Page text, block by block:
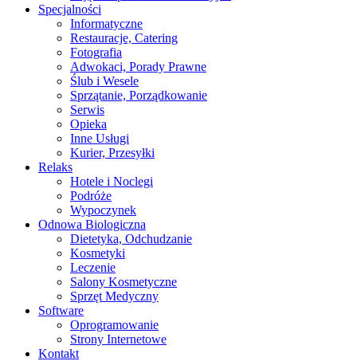
Specjalności
Informatyczne
Restauracje, Catering
Fotografia
Adwokaci, Porady Prawne
Ślub i Wesele
Sprzątanie, Porządkowanie
Serwis
Opieka
Inne Usługi
Kurier, Przesyłki
Relaks
Hotele i Noclegi
Podróże
Wypoczynek
Odnowa Biologiczna
Dietetyka, Odchudzanie
Kosmetyki
Leczenie
Salony Kosmetyczne
Sprzęt Medyczny
Software
Oprogramowanie
Strony Internetowe
Kontakt